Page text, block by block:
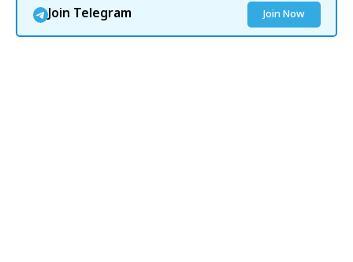
Join Telegram Join Now